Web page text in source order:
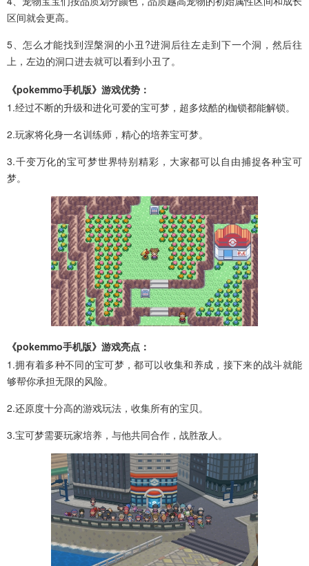
区间就会更高。
5、怎么才能找到涅槃洞的小丑?进洞后往左走到下一个洞，然后往
上，左边的洞口进去就可以看到小丑了。
《pokemmo手机版》游戏优势：
1.经过不断的升级和进化可爱的宝可梦，超多炫酷的枷锁都能解锁。
2.玩家将化身一名训练师，精心的培养宝可梦。
3.千变万化的宝可梦世界特别精彩，大家都可以自由捕捉各种宝可
梦。
《pokemmo手机版》游戏亮点：
1.拥有着多种不同的宝可梦，都可以收集和养成，接下来的战斗就能
够帮你承担无限的风险。
2.还原度十分高的游戏玩法，收集所有的宝贝。
3.宝可梦需要玩家培养，与他共同合作，战胜敌人。